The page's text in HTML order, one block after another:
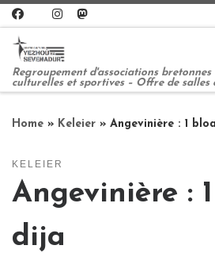
Skip to content
Regroupement d'associations
culturelles et sportives – Offre de salles
Home » Keleier » Angevinière : 1
KELEIER
Angevinière :
dija